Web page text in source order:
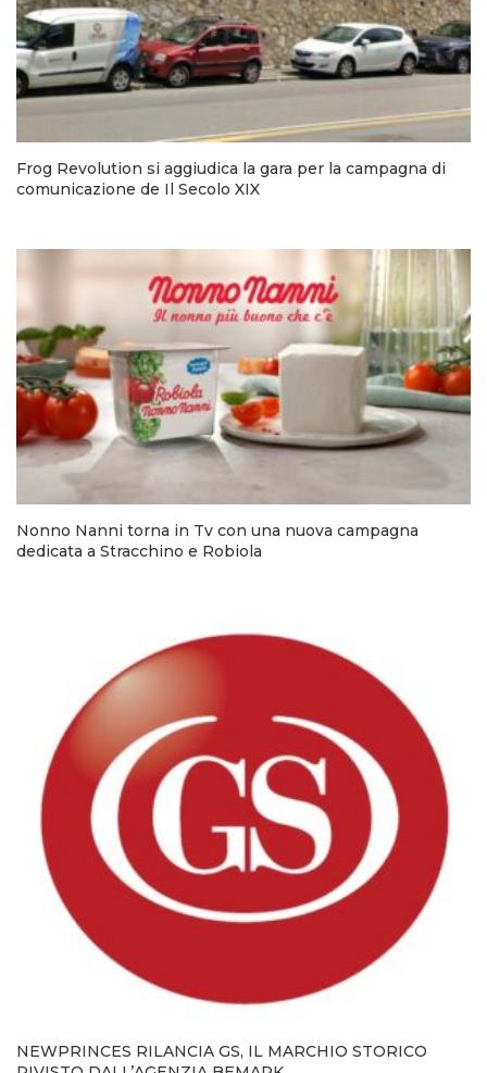
Frog Revolution si aggiudica la gara per la campagna di
comunicazione de Il Secolo XIX
Nonno Nanni torna in Tv con una nuova campagna
dedicata a Stracchino e Robiola
NEWPRINCES RILANCIA GS, IL MARCHIO STORICO